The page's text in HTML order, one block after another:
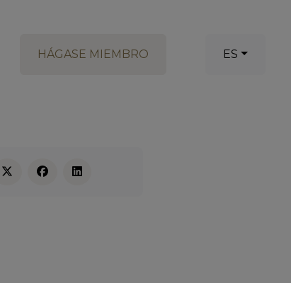
HÁGASE MIEMBRO ES